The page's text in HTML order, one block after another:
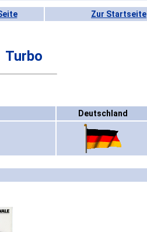
Zur Startseite
Turbo
Deutschland